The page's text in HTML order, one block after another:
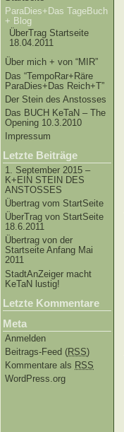
ParaDies+Das TageBuch
+ Blog
ÜberTrag Startseite
18.04.2011
Über mich + von “MIR”
Das “TempoRar+Räre
ParaDies+Das Reich+T”
Der Stein des Anstosses
Das BUCH KeTaN – The
Opening 10.3.2010
Impressum
Letzte Beiträge
1. September 2015 –
K+EIN STEIN DES
ANSTOSSES
Übertrag vom StartSeite
ÜberTrag von StartSeite
18.6.2011
Übertrag von der
Startseite Anfang Mai
2011
StadtAnZeiger macht
KeTaN lustig!
Letzte Kommentare
Meta
Anmelden
Beitrags-Feed (RSS)
Kommentare als RSS
WordPress.org